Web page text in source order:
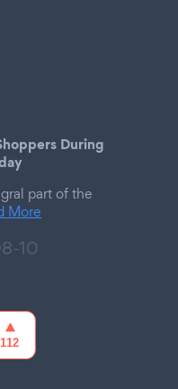
During
part of the
More
10